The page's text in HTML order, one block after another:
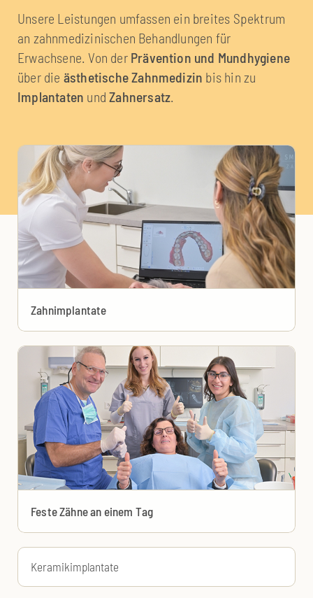
Unsere Leistungen umfassen ein breites Spektrum
an zahnmedizinischen Behandlungen für
Erwachsene. Von der Prävention und Mundhygiene
über die ästhetische Zahnmedizin bis hin zu
Implantaten undZahnersatz
Zahnimplantate
Feste Zähne an einem Tag
Keramikimplantate